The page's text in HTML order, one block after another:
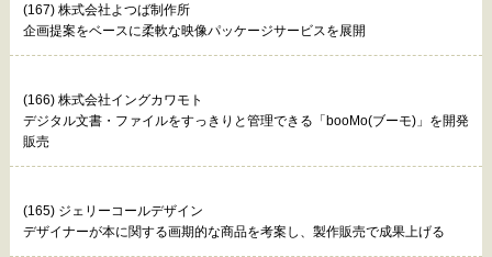
(167) 株式会社よつば制作所
企画提案をベースに柔軟な映像パッケージサービスを展開
(166) 株式会社イングカワモト
デジタル文書・ファイルをすっきりと管理できる「booMo(ブーモ)」を開発
販売
(165) ジェリーコールデザイン
デザイナーが本に関する画期的な商品を考案し、製作販売で成果上げる